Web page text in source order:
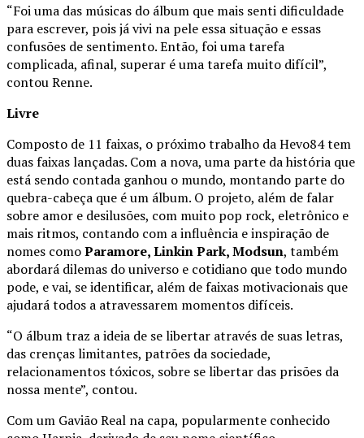
“Foi uma das músicas do álbum que mais senti dificuldade
para escrever, pois já vivi na pele essa situação e essas
confusões de sentimento. Então, foi uma tarefa
complicada, afinal, superar é uma tarefa muito difícil”,
contou Renne.
Livre
Composto de 11 faixas, o próximo trabalho da Hevo84 tem
duas faixas lançadas. Com a nova, uma parte da história que
está sendo contada ganhou o mundo, montando parte do
quebra-cabeça que é um álbum. O projeto, além de falar
sobre amor e desilusões, com muito pop rock, eletrônico e
mais ritmos, contando com a influência e inspiração de
nomes comoParamore, Linkin Park, Modsun, também
abordará dilemas do universo e cotidiano que todo mundo
pode, e vai, se identificar, além de faixas motivacionais que
ajudará todos a atravessarem momentos difíceis.
“O álbum traz a ideia de se libertar através de suas letras,
das crenças limitantes, patrões da sociedade,
relacionamentos tóxicos, sobre se libertar das prisões da
nossa mente”, contou.
Com um Gavião Real na capa, popularmente conhecido